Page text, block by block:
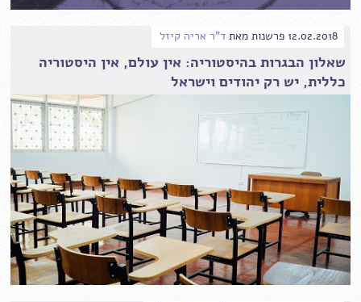
12.02.2018 פרשנות מאת ד"ר אריה קיזל
שאלון הבגרות בהיסטוריה: אין עולם, אין היסטוריה
כללית, יש רק יהודים וישראל